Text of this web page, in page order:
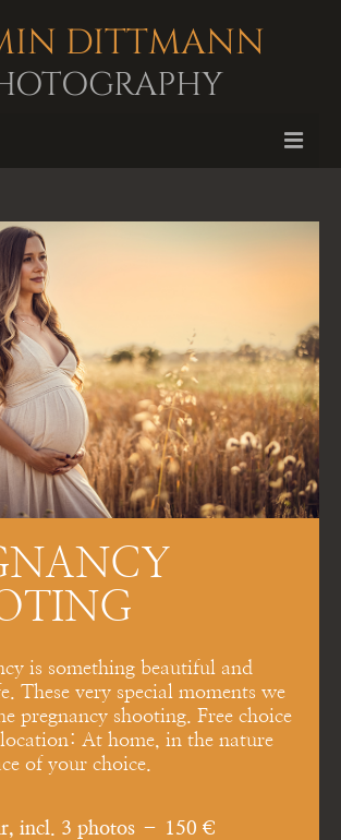
DITTMANN
is something beautiful and
These very special moments we
pregnancy shooting. Free choice
At home, in the nature
of your choice.
incl. 3 photos – 150 €